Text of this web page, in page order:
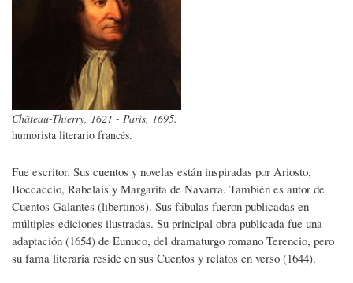
Château-Thierry, 1621 - París, 1695.
humorista literario francés.
Fue escritor. Sus cuentos y novelas están inspiradas por Ariosto,
Boccaccio, Rabelais y Margarita de Navarra. También es autor de
Cuentos Galantes (libertinos). Sus fábulas fueron publicadas en
múltiples ediciones ilustradas. Su principal obra publicada fue una
adaptación (1654) de Eunuco, del dramaturgo romano Terencio, pero
su fama literaria reside en sus Cuentos y relatos en verso (1644).